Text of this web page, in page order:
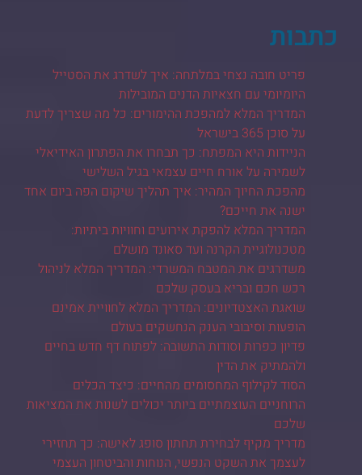
כתבות
פריט חובה נצחי במלתחה: איך לשדרג את הסטייל
היומיומי עם חצאיות הדנים המובילות
המדריך המלא למהפכת ההימורים: כל מה שצריך לדעת
על סוכן 365 בישראל
הניידות היא המפתח: כך תבחרו את הפתרון האידיאלי
לשמירה על אורח חיים עצמאי בגיל השלישי
מהפכת החיוך המהיר: איך תהליך שיקום הפה ביום אחד
ישנה את חייכם?
המדריך המלא להפקת אירועים וחוויות ביתיות:
מטכנולוגיית הקרנה ועד סאונד מושלם
משדרגים את המטבח המשרדי: המדריך המלא לניהול
רכש חכם ובריא בעסק שלכם
שואגת האצטדיונים: המדריך המלא לחוויית אמינם
הופעות וסיבובי הענק הנחשקים בעולם
פדיון כפרות וסודות התשובה: לפתוח דף חדש בחיים
ולהמתיק את הדין
הסוד לקילוף המחסומים מהחיים: כיצד הכלים
הרוחניים העוצמתיים ביותר יכולים לשנות את המציאות
שלכם
מדריך מקיף לבחירת תחתון סופג לאישה: כך תחזירי
לעצמך את השקט הנפשי, הנוחות והביטחון העצמי